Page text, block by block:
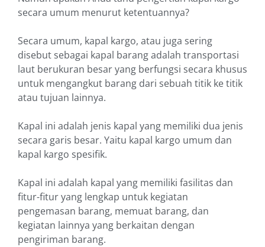
secara umum menurut ketentuannya?
Secara umum, kapal kargo, atau juga sering
disebut sebagai kapal barang adalah transportasi
laut berukuran besar yang berfungsi secara khusus
untuk mengangkut barang dari sebuah titik ke titik
atau tujuan lainnya.
Kapal ini adalah jenis kapal yang memiliki dua jenis
secara garis besar. Yaitu kapal kargo umum dan
kapal kargo spesifik.
Kapal ini adalah kapal yang memiliki fasilitas dan
fitur-fitur yang lengkap untuk kegiatan
pengemasan barang, memuat barang, dan
kegiatan lainnya yang berkaitan dengan
pengiriman barang.